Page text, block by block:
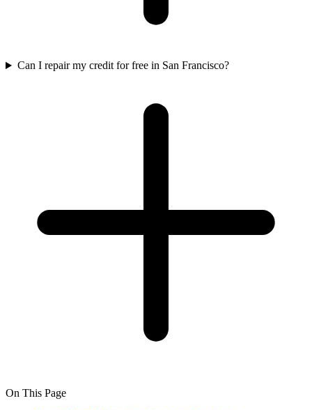
Can I repair my credit for free in San Francisco?
On This Page